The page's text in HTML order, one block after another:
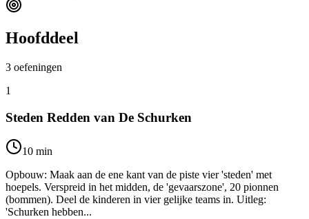
Hoofddeel
3 oefeningen
1
Steden Redden van De Schurken
10 min
Opbouw: Maak aan de ene kant van de piste vier 'steden' met
hoepels. Verspreid in het midden, de 'gevaarszone', 20 pionnen
(bommen). Deel de kinderen in vier gelijke teams in. Uitleg:
'Schurken hebben...